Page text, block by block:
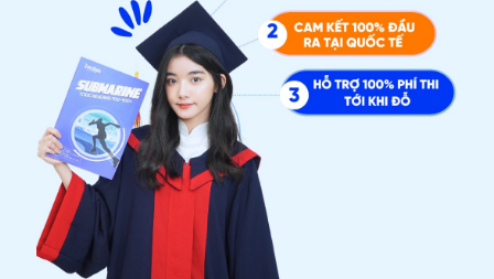
ĐĂNG KÝ TƯ VẤN